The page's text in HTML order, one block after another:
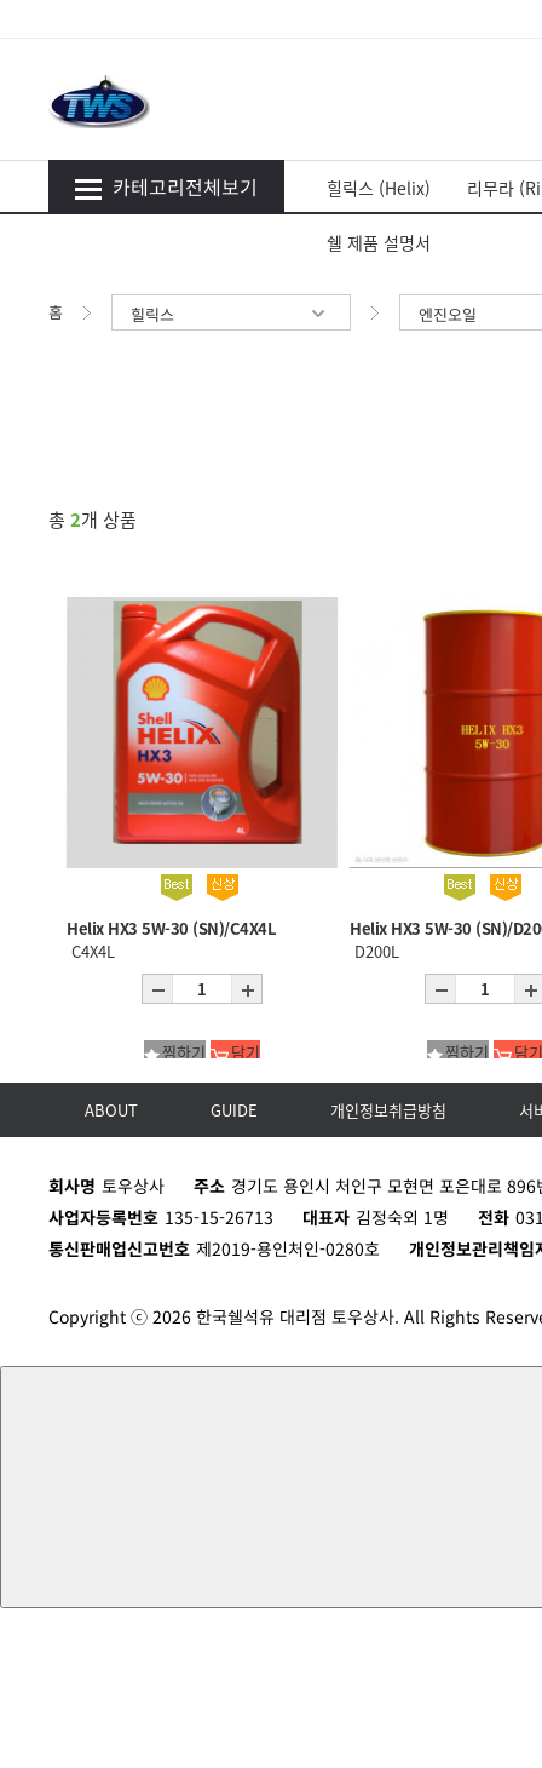
카테고리전체보기 힐릭스 (Helix) 리무라
쉘 제품 설명서
홈 힐릭스 엔진오일
총 2개 상품
Helix HX3 5W-30 (SN)/C4X4L
C4X4L
찜하기 담기
Helix HX3 5W-30 (SN)/
D200L
찜하기 담기
ABOUT GUIDE 개인정보취급방침 서
회사명 토우상사 주소 경기도 용인시 처인구 모현면 포은대로
사업자등록번호 135-15-26713 대표자 김정숙외 1명 전화
통신판매업신고번호 제2019-용인처인-0280호 개인정보관리책임
Copyright ⓒ 2026 한국쉘석유 대리점 토우상사. All Rights